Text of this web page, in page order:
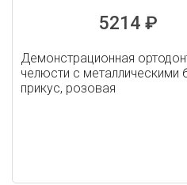
5214 ₽
Демонстрационная
челюсти с металлическими
прикус, розовая